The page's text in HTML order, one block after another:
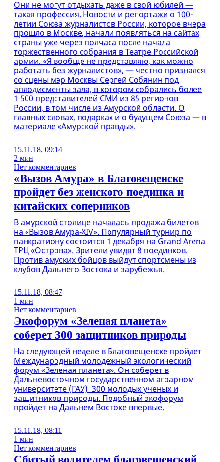
Они не могут отдыхать даже в свой юбилей —
такая профессия. Новости и репортажи о 100-
летии Союза журналистов России, которое вчера
прошло в Москве, начали появляться на сайтах
страны уже через полчаса после начала
торжественного собрания в Театре Российской
армии. «Я вообще не представляю, как можно
работать без журналистов», — честно признался
со сцены мэр Москвы Сергей Собянин под
аплодисменты зала, в котором собрались более
1 500 представителей СМИ из 85 регионов
России, в том числе из Амурской области. О
главных словах, подарках и о будущем Союза — в
материале «Амурской правды».
15.11.18, 09:14
2 мин
Нет комментариев
«Вызов Амура» в Благовещенске
пройдет без женского поединка и
китайских соперников
В амурской столице началась продажа билетов
на «Вызов Амура-XIV». Популярный турнир по
панкратиону состоится 1 декабря на Grand Arena
ТРЦ «Острова». Зрители увидят 8 поединков.
Против амуских бойцов выйдут спортсмены из
клубов Дальнего Востока и зарубежья.
15.11.18, 08:47
1 мин
Нет комментариев
Экофорум «Зеленая планета»
соберет 300 защитников природы
На следующей неделе в Благовещенске пройдет
Международный молодежный экологический
форум «Зеленая планета». Он соберет в
Дальневосточном государственном аграрном
университете (ГАУ) 300 молодых ученых и
защитников природы. Подобный экофорум
пройдет на Дальнем Востоке впервые.
15.11.18, 08:11
1 мин
Нет комментариев
Сбитый водителем благовещенский